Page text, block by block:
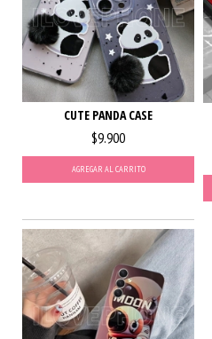
CUTE PANDA CASE
$9.900
AGREGAR AL CARRITO